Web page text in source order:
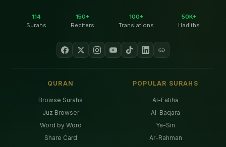
114
Surahs
150+
Reciters
100+
Translations
50K+
Hadiths
QURAN
Browse Surahs
Juz Browser
Word by Word
Share Card
POPULAR SURAHS
Al-Fatiha
Al-Baqara
Ya-Sin
Ar-Rahman